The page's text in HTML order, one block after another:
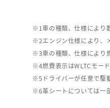
車の種類、仕様により
エンジン仕様により、
車の種類、仕様により
燃費表示はWLTCモー
ドライバーが任意で駆
革シートについては一